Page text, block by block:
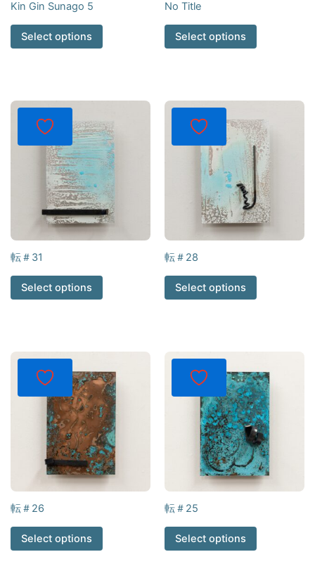
Kin Gin Sunago 5
Select options
No Title
Select options
転＃31
Select options
転＃28
Select options
転＃26
Select options
転＃25
Select options